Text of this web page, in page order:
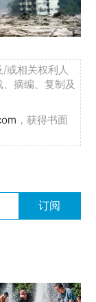
或相关权利人
摘编、复制及
，获得书面
订阅